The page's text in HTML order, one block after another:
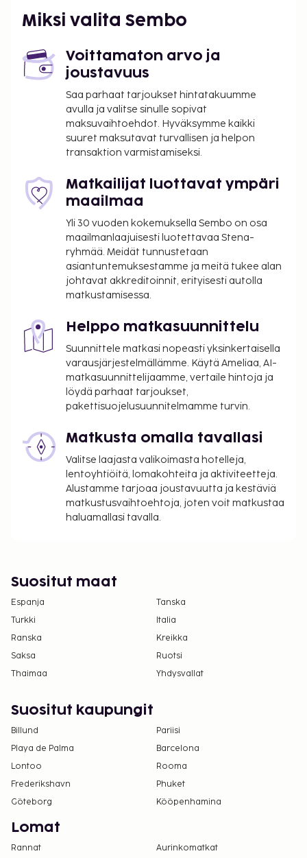
Miksi valita Sembo
Voittamaton arvo ja
joustavuus
Saa parhaat tarjoukset hintatakuumme
avulla ja valitse sinulle sopivat
maksuvaihtoehdot. Hyväksymme kaikki
suuret maksutavat turvallisen ja helpon
transaktion varmistamiseksi.
Matkailijat luottavat ympäri
maailmaa
Yli 30 vuoden kokemuksella Sembo on osa
maailmanlaajuisesti luotettavaa Stena-
ryhmää. Meidät tunnustetaan
asiantuntemuksestamme ja meitä tukee alan
johtavat akkreditoinnit, erityisesti autolla
matkustamisessa.
Helppo matkasuunnittelu
Suunnittele matkasi nopeasti yksinkertaisella
varausjärjestelmällämme. Käytä Ameliaa, AI-
matkasuunnittelijaamme, vertaile hintoja ja
löydä parhaat tarjoukset,
pakettisuojelusuunnitelmamme turvin.
Matkusta omalla tavallasi
Valitse laajasta valikoimasta hotelleja,
lentoyhtiöitä, lomakohteita ja aktiviteetteja.
Alustamme tarjoaa joustavuutta ja kestäviä
matkustusvaihtoehtoja, joten voit matkustaa
haluamallasi tavalla.
Suositut maat
Espanja
Tanska
Turkki
Italia
Ranska
Kreikka
Saksa
Ruotsi
Thaimaa
Yhdysvallat
Suositut kaupungit
Billund
Pariisi
Playa de Palma
Barcelona
Lontoo
Rooma
Frederikshavn
Phuket
Göteborg
Kööpenhamina
Lomat
Rannat
Aurinkomatkat